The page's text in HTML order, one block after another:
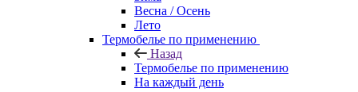
Весна / Осень
Лето
Термобелье по применению
Назад
Термобелье по применению
На каждый день